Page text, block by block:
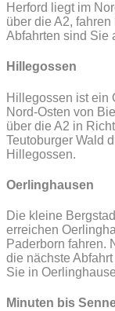
Herford liegt im
über die A2,
Abfahrten sind Sie
Hillegossen
Hillegossen ist ein
Nord-Osten von
über die A2 in
Teutoburger Wald
Hillegossen.
Oerlinghausen
Die kleine
erreichen
Paderborn fahren.
die nächste
Sie in
Minuten bis